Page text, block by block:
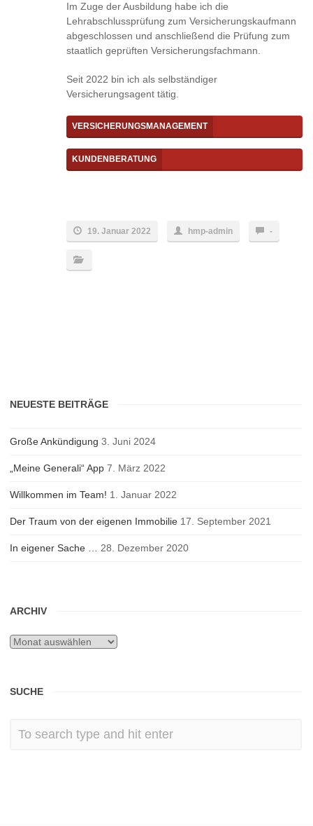
Im Zuge der Ausbildung habe ich die
Lehrabschlussprüfung zum Versicherungskaufmann
abgeschlossen und anschließend die Prüfung zum
staatlich geprüften Versicherungsfachmann.
Seit 2022 bin ich als selbständiger
Versicherungsagent tätig.
VERSICHERUNGSMANAGEMENT
KUNDENBERATUNG
19. Januar 2022 hmp-admin -
NEUESTE BEITRÄGE
Große Ankündigung 3. Juni 2024
„Meine Generali“ App 7. März 2022
Willkommen im Team! 1. Januar 2022
Der Traum von der eigenen Immobilie 17. September 2021
In eigener Sache … 28. Dezember 2020
ARCHIV
Archiv
SUCHE